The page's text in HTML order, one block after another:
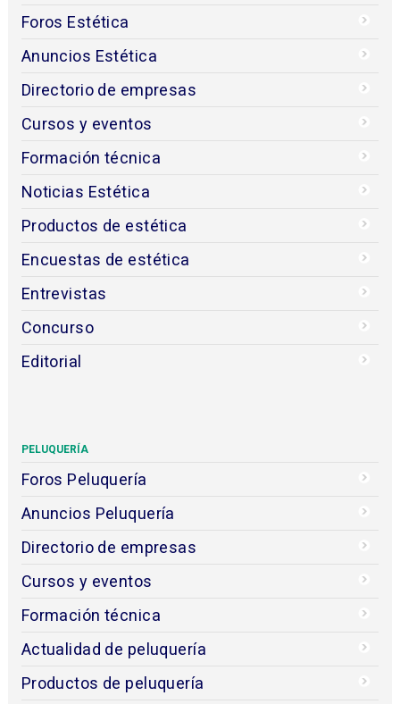
Foros Estética
Anuncios Estética
Directorio de empresas
Cursos y eventos
Formación técnica
Noticias Estética
Productos de estética
Encuestas de estética
Entrevistas
Concurso
Editorial
PELUQUERÍA
Foros Peluquería
Anuncios Peluquería
Directorio de empresas
Cursos y eventos
Formación técnica
Actualidad de peluquería
Productos de peluquería